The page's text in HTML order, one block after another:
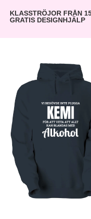
KLASSTRÖJOR FRÅN
GRATIS DESIGNHJÄLP